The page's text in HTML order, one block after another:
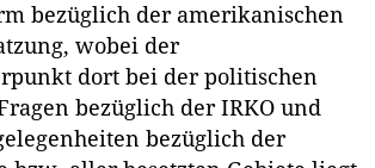
bezüglich der amerikanischen
wobei der
dort bei der politischen
bezüglich der IRKO und
bezüglich der